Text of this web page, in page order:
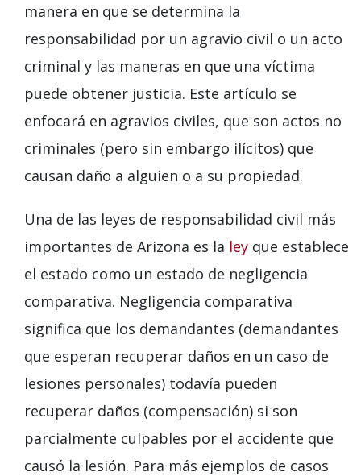
manera en que se determina la
responsabilidad por un agravio civil o un acto
criminal y las maneras en que una víctima
puede obtener justicia. Este artículo se
enfocará en agravios civiles, que son actos no
criminales (pero sin embargo ilícitos) que
causan daño a alguien o a su propiedad.
Una de las leyes de responsabilidad civil más
importantes de Arizona es la ley que establece
el estado como un estado de negligencia
comparativa. Negligencia comparativa
significa que los demandantes (demandantes
que esperan recuperar daños en un caso de
lesiones personales) todavía pueden
recuperar daños (compensación) si son
parcialmente culpables por el accidente que
causó la lesión. Para más ejemplos de casos